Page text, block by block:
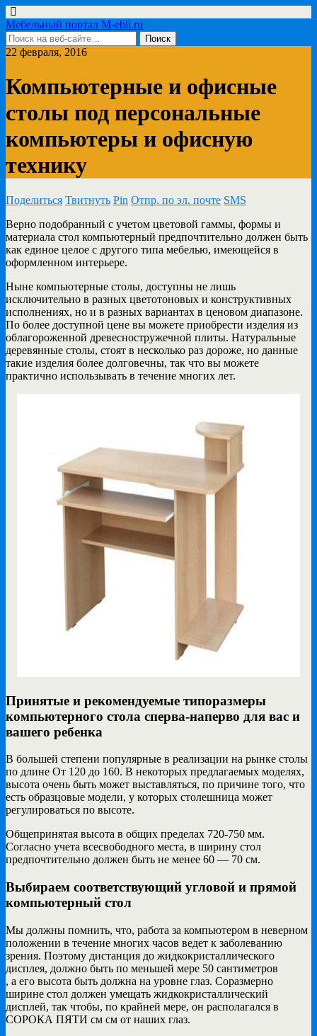
Мебельный портал M-ebli.ru
22 февраля, 2016
Компьютерные и офисные
столы под персональные
компьютеры и офисную
технику
Поделиться Твитнуть Pin Отпр. по эл. почте SMS
Верно подобранный с учетом цветовой гаммы, формы и
материала стол компьютерный предпочтительно должен быть
как единое целое с другого типа мебелью, имеющейся в
оформленном интерьере.
Ныне компьютерные столы, доступны не лишь
исключительно в разных цветотоновых и конструктивных
исполнениях, но и в разных вариантах в ценовом диапазоне.
По более доступной цене вы можете приобрести изделия из
облагороженной древесностружечной плиты. Натуральные
деревянные столы, стоят в несколько раз дороже, но данные
такие изделия более долговечны, так что вы можете
практично использывать в течение многих лет.
Принятые и рекомендуемые типоразмеры
компьютерного стола сперва-наперво для вас и
вашего ребенка
В большей степени популярные в реализации на рынке столы
по длине От 120 до 160. В некоторых предлагаемых моделях,
высота очень быть может выставляться, по причине того, что
есть образцовые модели, у которых столешница может
регулироваться по высоте.
Общепринятая высота в общих пределах 720-750 мм.
Согласно учета всесвободного места, в ширину стол
предпочтительно должен быть не менее 60 — 70 см.
Выбираем соответствующий угловой и прямой
компьютерный стол
Мы должны помнить, что, работа за компьютером в неверном
положении в течение многих часов ведет к заболеванию
зрения. Поэтому дистанция до жидкокристаллического
дисплея, должно быть по меньшей мере 50 сантиметров
, а его высота быть должна на уровне глаз. Соразмерно
ширине стол должен умещать жидкокристаллический
дисплей, так чтобы, по крайней мере, он располагался в
СОРОКА ПЯТИ см см от наших глаз.